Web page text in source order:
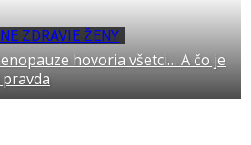
ZDRAVIE ŽENY
hovoria všetci… A čo je